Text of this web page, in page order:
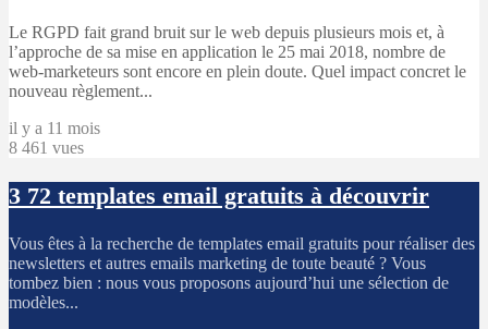
Le RGPD fait grand bruit sur le web depuis plusieurs mois et, à
l’approche de sa mise en application le 25 mai 2018, nombre de
web-marketeurs sont encore en plein doute. Quel impact concret le
nouveau règlement...
il y a 11 mois
8 461 vues
3 72 templates email gratuits à découvrir
Vous êtes à la recherche de templates email gratuits pour réaliser des
newsletters et autres emails marketing de toute beauté ? Vous
tombez bien : nous vous proposons aujourd’hui une sélection de
modèles...